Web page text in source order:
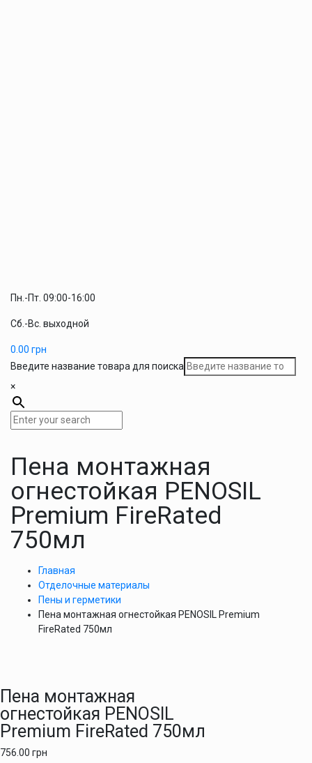
Пн.-Пт. 09:00-16:00
Сб.-Вс. выходной
0.00 грн
Введите название товара для поиска
×
Пена монтажная
огнестойкая PENOSIL
Premium FireRated
750мл
Главная
Отделочные материалы
Пены и герметики
Пена монтажная огнестойкая PENOSIL Premium
FireRated 750мл
Пена монтажная
огнестойкая PENOSIL
Premium FireRated 750мл
756.00 грн